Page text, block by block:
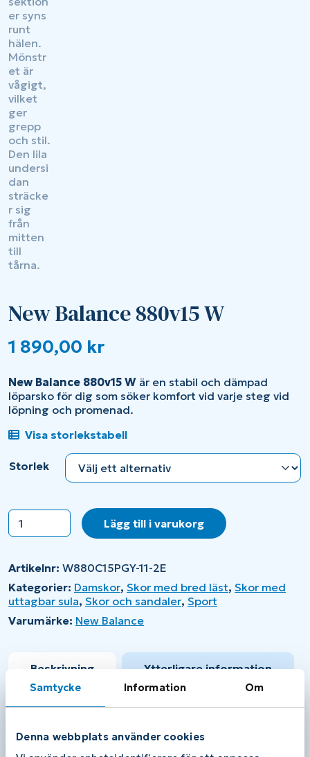
Samtycke Information Om
Denna webbplats använder cookies
New Balance 880v15 W
1 890,00 kr
New Balance 880v15 W är en stabil och dämpad
löparsko för dig som söker komfort vid varje steg vid
löpning och promenad.
Visa storlekstabell
Storlek
New
Balance
mängd
Lägg till i varukorg
Artikelnr: W880C15PGY-11-2E
Kategorier: Damskor, Skor med bred läst, Skor med
uttagbar sula, Skor och sandaler, Sport
Varumärke: New Balance
Beskrivning Ytterligare information
Beskrivning
New Balance 880v15 W stabil
löparskofördigsomsöker komfort